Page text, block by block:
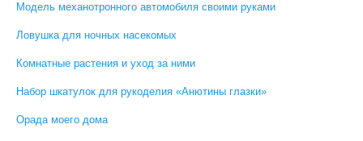
Модель механотронного автомобиля своими руками
Ловушка для ночных насекомых
Комнатные растения и уход за ними
Набор шкатулок для рукоделия «Анютины глазки»
Орада моего дома